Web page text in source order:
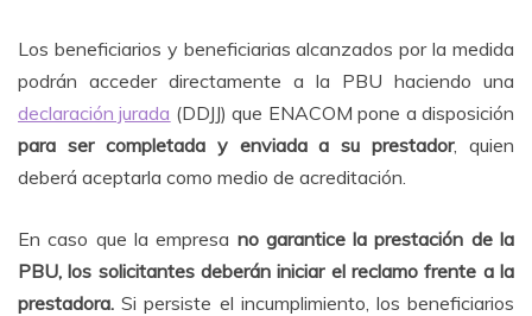
Los beneficiarios y beneficiarias alcanzados por la medida
podrán acceder directamente a la PBU haciendo una
declaración jurada (DDJJ) que ENACOM pone a disposición
para ser completada y enviada a su prestador, quien
deberá aceptarla como medio de acreditación.
En caso que la empresa no garantice la prestación de la
PBU, los solicitantes deberán iniciar el reclamo frente a la
prestadora. Si persiste el incumplimiento, los beneficiarios